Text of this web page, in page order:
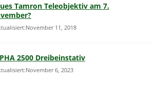
Tamron Teleobjektiv am 7.
11, 2018
2500 Dreibeinstativ
6, 2023